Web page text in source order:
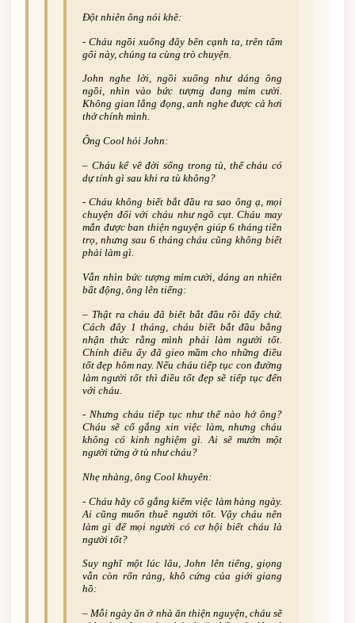
Đột nhiên ông nói khẽ:
-­ Cháu ngồi xuống đây bên cạnh ta, trên tấm
gối này, chúng ta cùng trò chuyện.
John nghe lời, ngồi xuống như dáng ông
ngồi, nhìn vào bức tượng đang mỉm cười.
Không gian lắng đọng, anh nghe được cả hơi
thở chính mình.
Ông Cool hỏi John:
– Cháu kể về đời sống trong tù, thế cháu có
dự tính gì sau khi ra tù không?
-­ Cháu không biết bắt đầu ra sao ông ạ, mọi
chuyện đối với cháu như ngõ cụt. Cháu may
mắn được ban thiện nguyện giúp 6 tháng tiền
trọ, nhưng sau 6 tháng cháu cũng không biết
phải làm gì.
Vẫn nhìn bức tượng mỉm cười, dáng an nhiên
bất động, ông lên tiếng:
– Thật ra cháu đã biết bắt đầu rồi đấy chứ.
Cách đây 1 tháng, cháu biết bắt đầu bằng
nhận thức rằng mình phải làm người tốt.
Chính điều ấy đã gieo mầm cho những điều
tốt đẹp hôm nay. Nếu cháu tiếp tục con đường
làm người tốt thì điều tốt đẹp sẽ tiếp tục đến
với cháu.
-­ Nhưng cháu tiếp tục như thế nào hở ông?
Cháu sẽ cố gắng xin việc làm, nhưng cháu
không có kinh nghiệm gì. Ai sẽ mướn một
người từng ở tù như cháu?
Nhẹ nhàng, ông Cool khuyên:
-­ Cháu hãy cố gắng kiếm việc làm hàng ngày.
Ai cũng muốn thuê người tốt. Vậy cháu nên
làm gì để mọi người có cơ hội biết cháu là
người tốt?
Suy nghĩ một lúc lâu, John lên tiếng, giọng
vẫn còn rổn rảng, khô cứng của giới giang
hồ:
– Mỗi ngày ăn ở nhà ăn thiện nguyện, cháu sẽ